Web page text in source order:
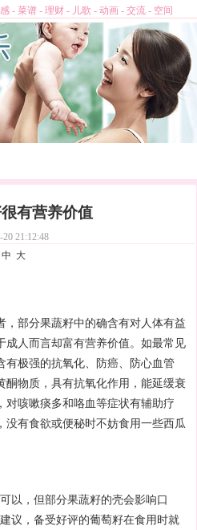
- 菜谱 - 理财 - 儿歌 - 动画 - 交流 - 空间
有营养价值
20 21:12:48
中 大
，部分果蔬籽中的确含有对人体有益
成人而言却富有营养价值。如最常见
有极强的抗氧化、防癌、防心血管
物质，具有抗氧化作用，能延缓衰
咳嗽痰多和咯血等症状有辅助疗
有食欲或便秘时不妨食用一些西瓜
，但部分果蔬籽的壳会影响口
议，备受好评的葡萄籽在食用时就